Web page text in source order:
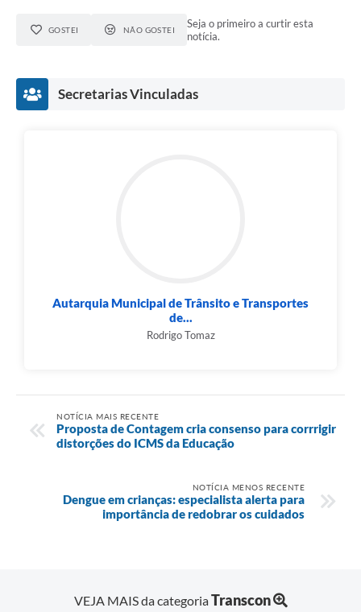
GOSTEI NÃO GOSTEI
Seja o primeiro a curtir esta
notícia.
Secretarias Vinculadas
Autarquia Municipal de Trânsito e Transportes
de...
Rodrigo Tomaz
NOTÍCIA MAIS RECENTE
Proposta de Contagem cria consenso para corrrigir
distorções do ICMS da Educação
NOTÍCIA MENOS RECENTE
Dengue em crianças: especialista alerta para
importância de redobrar os cuidados
VEJA MAIS da categoriaTranscon